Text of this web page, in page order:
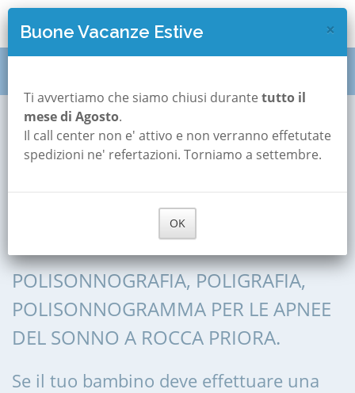
Polisonnografia
Pediatrica a Rocca
POLISONNOGRAFIA, POLIGRAFIA,
POLISONNOGRAMMA PER LE APNEE
DEL SONNO A ROCCA PRIORA.
Se il tuo bambino deve effettuare una
×
Buone Vacanze Estive
Ti avvertiamo che siamo chiusi durante tutto il
mese di Agosto.
Il call center non e' attivo e non verranno effetutate
spedizioni ne' refertazioni. Torniamo a settembre.
OK